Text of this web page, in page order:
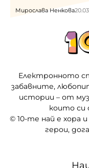
Мирослава Ненкова
Електронното
забавните,
истории – от
които си
© 10-те най е хора
герои,